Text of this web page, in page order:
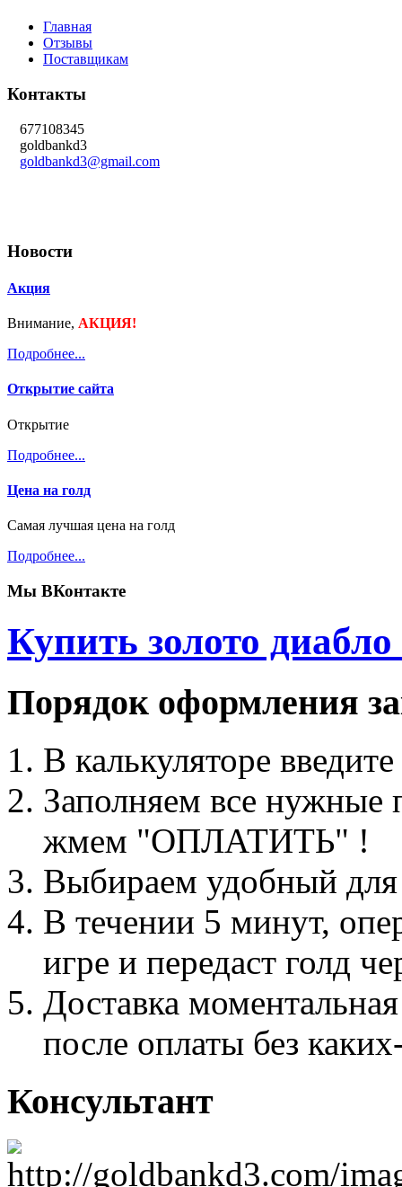
Главная
Отзывы
Поставщикам
Контакты
677108345
goldbankd3
goldbankd3@gmail.com
Новости
Акция
Внимание, АКЦИЯ!
Подробнее...
Открытие сайта
Открытие
Подробнее...
Цена на голд
Самая лучшая цена на голд
Подробнее...
Мы ВКонтакте
Купить золото диабло
Порядок оформления
В калькуляторе
Заполняем все
жмем "ОПЛАТИТЬ" !
Выбираем удобный для
В течении 5 минут,
игре и передаст голд
Доставка
после оплаты без
Консультант